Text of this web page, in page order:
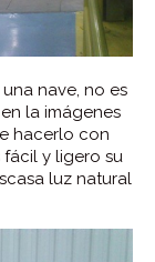
nave, no es
la imágenes
hacerlo con
y ligero su
luz natural